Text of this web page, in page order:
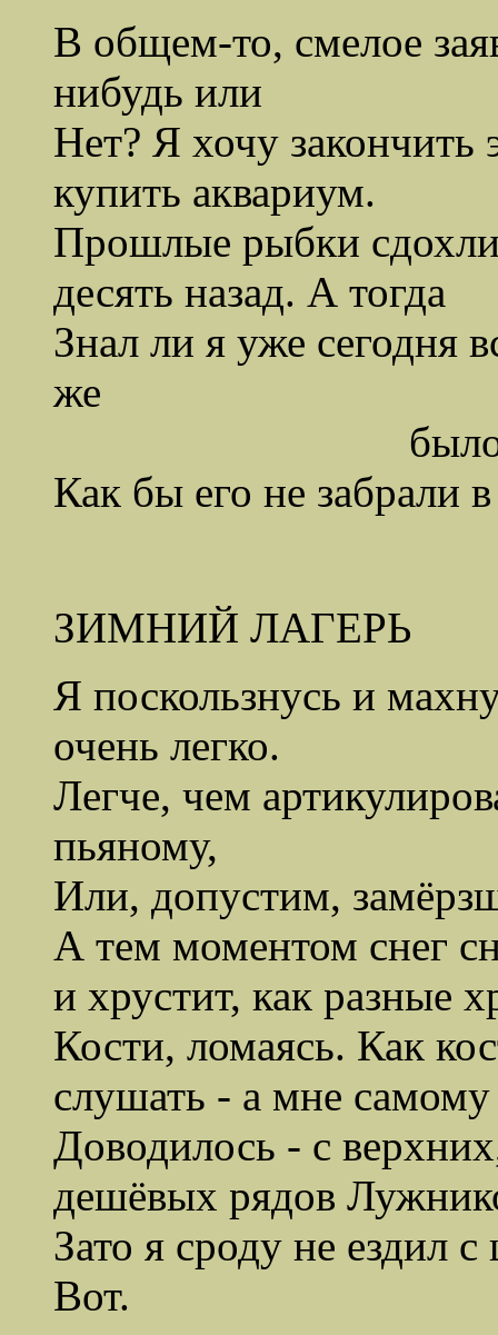
В общем-то, смелое
нибудь или
Нет? Я хочу закончить
купить аквариум.
Прошлые рыбки сдохли
десять назад. А тогда
Знал ли я уже сегодня
же
было в то
Как бы его не забрали
ЗИМНИЙ ЛАГЕРЬ
Я поскользнусь и
очень легко.
Легче, чем
пьяному,
Или, допустим,
А тем моментом снег
и хрустит, как разные
Кости, ломаясь. Как
слушать - а мне самому
Доводилось - с
дешёвых рядов
Зато я сроду не ездил
Вот.